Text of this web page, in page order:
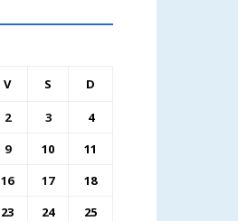
V S D
2 3
4
9 10
11
16 17
18
23 24
25